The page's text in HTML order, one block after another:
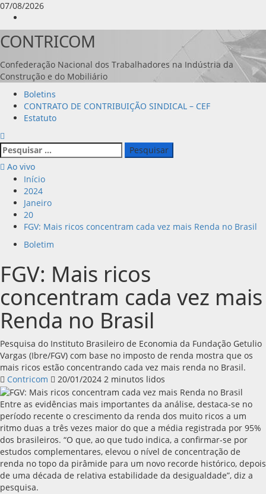
Avançar
para
o
conteúdo
07/08/2026
CONTRICOM
Confederação Nacional dos Trabalhadores na Indústria da
Construção e do Mobiliário
Menu
principal
Boletins
CONTRATO DE CONTRIBUIÇÃO SINDICAL – CEF
Estatuto
Pesquisar
por:
Ao vivo
Início
2024
Janeiro
20
FGV: Mais ricos concentram cada vez mais Renda no Brasil
Boletim
FGV: Mais ricos
concentram cada vez mais
Renda no Brasil
Pesquisa do Instituto Brasileiro de Economia da Fundação Getulio
Vargas (Ibre/FGV) com base no imposto de renda mostra que os
mais ricos estão concentrando cada vez mais renda no Brasil.
Contricom
20/01/2024 2 minutos lidos
Entre as evidências mais importantes da análise, destaca-se no
período recente o crescimento da renda dos muito ricos a um
ritmo duas a três vezes maior do que a média registrada por 95%
dos brasileiros. “O que, ao que tudo indica, a confirmar-se por
estudos complementares, elevou o nível de concentração de
renda no topo da pirâmide para um novo recorde histórico, depois
de uma década de relativa estabilidade da desigualdade”, diz a
pesquisa.